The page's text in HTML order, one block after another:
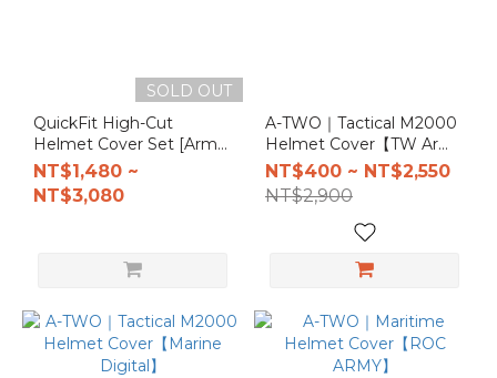
ARMY
(3)
Multicam
(2)
Tactical
(8)
SOLD OUT
QuickFit High-Cut
Helmet Cover Set [Army]
with Reflective ID Strips /
Velcro Dot Patches
NT$1,480 ~
NT$3,080
A-TWO｜Tactical M2000
Helmet Cover【TW Army
Digital】
NT$400 ~ NT$2,550
NT$2,900